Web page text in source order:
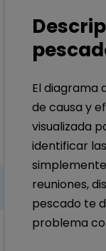
El diagrama
de causa y
visualizada
identificar
reuniones,
pescado te
problema